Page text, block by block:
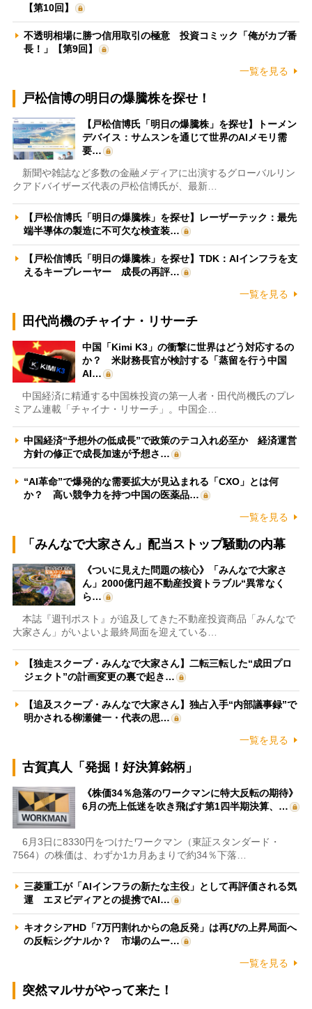
【第10回】
不透明相場に勝つ信用取引の極意 投資コミック「俺がカブ番
長！」【第9回】
一覧を見る
戸松信博の明日の爆騰株を探せ！
【戸松信博氏「明日の爆騰株」を探せ】トーメン
デバイス：サムスンを通じて世界のAIメモリ需
要…
新聞や雑誌など多数の金融メディアに出演するグローバルリン
クアドバイザーズ代表の戸松信博氏が、最新…
【戸松信博氏「明日の爆騰株」を探せ】レーザーテック：最先
端半導体の製造に不可欠な検査装…
【戸松信博氏「明日の爆騰株」を探せ】TDK：AIインフラを支
えるキープレーヤー 成長の再評…
一覧を見る
田代尚機のチャイナ・リサーチ
中国「Kimi K3」の衝撃に世界はどう対応するの
か？ 米財務長官が検討する「蒸留を行う中国
AI…
中国経済に精通する中国株投資の第一人者・田代尚機氏のプレ
ミアム連載「チャイナ・リサーチ」。中国企…
中国経済“予想外の低成長”で政策のテコ入れ必至か 経済運営
方針の修正で成長加速が予想さ…
“AI革命”で爆発的な需要拡大が見込まれる「CXO」とは何
か？ 高い競争力を持つ中国の医薬品…
一覧を見る
「みんなで大家さん」配当ストップ騒動の内幕
《ついに見えた問題の核心》「みんなで大家さ
ん」2000億円超不動産投資トラブル“異常なく
ら…
本誌『週刊ポスト』が追及してきた不動産投資商品「みんなで
大家さん」がいよいよ最終局面を迎えている…
【独走スクープ・みんなで大家さん】二転三転した“成田プロ
ジェクト”の計画変更の裏で起き…
【追及スクープ・みんなで大家さん】独占入手“内部議事録”で
明かされる柳瀬健一・代表の思…
一覧を見る
古賀真人「発掘！好決算銘柄」
《株価34％急落のワークマンに特大反転の期待》
6月の売上低迷を吹き飛ばす第1四半期決算、…
6月3日に8330円をつけたワークマン（東証スタンダード・
7564）の株価は、わずか1カ月あまりで約34％下落…
三菱重工が「AIインフラの新たな主役」として再評価される気
運 エヌビディアとの提携でAI…
キオクシアHD「7万円割れからの急反発」は再びの上昇局面へ
の反転シグナルか？ 市場のムー…
一覧を見る
突然マルサがやって来た！